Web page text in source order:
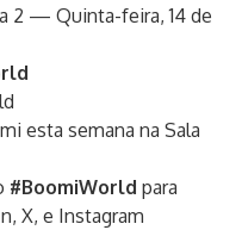
2 — Quinta-feira, 14 de
esta semana na Sala
#BoomiWorld para
, X, e Instagram